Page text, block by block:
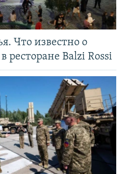
Что известно о
ресторане Balzi Rossi